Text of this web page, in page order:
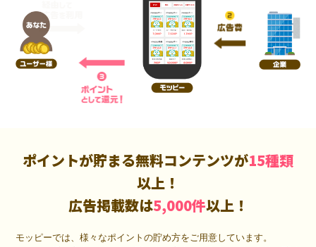
ポイントが貯まる無料コンテンツが15種類
以上！
広告掲載数は5,000件以上！
モッピーでは、様々なポイントの貯め方をご用意しています。